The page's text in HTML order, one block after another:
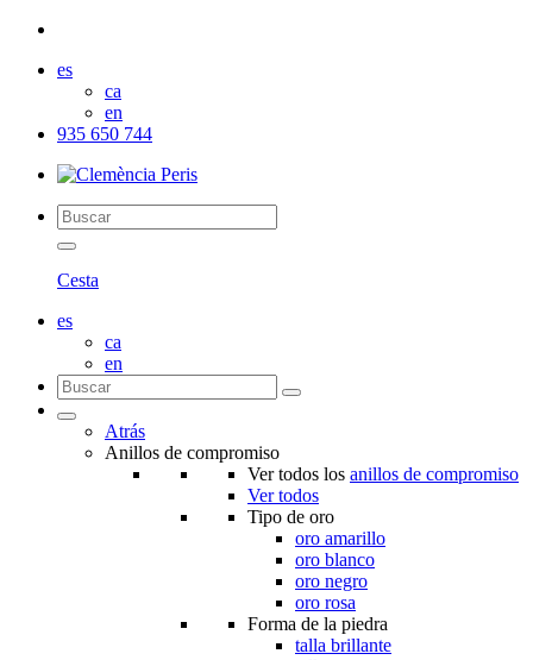
es
ca
en
935 650 744
Cesta
es
ca
en
Atrás
Anillos de compromiso
Ver todos los anillos de compromiso
Ver todos
Tipo de oro
oro amarillo
oro blanco
oro negro
oro rosa
Forma de la piedra
talla brillante